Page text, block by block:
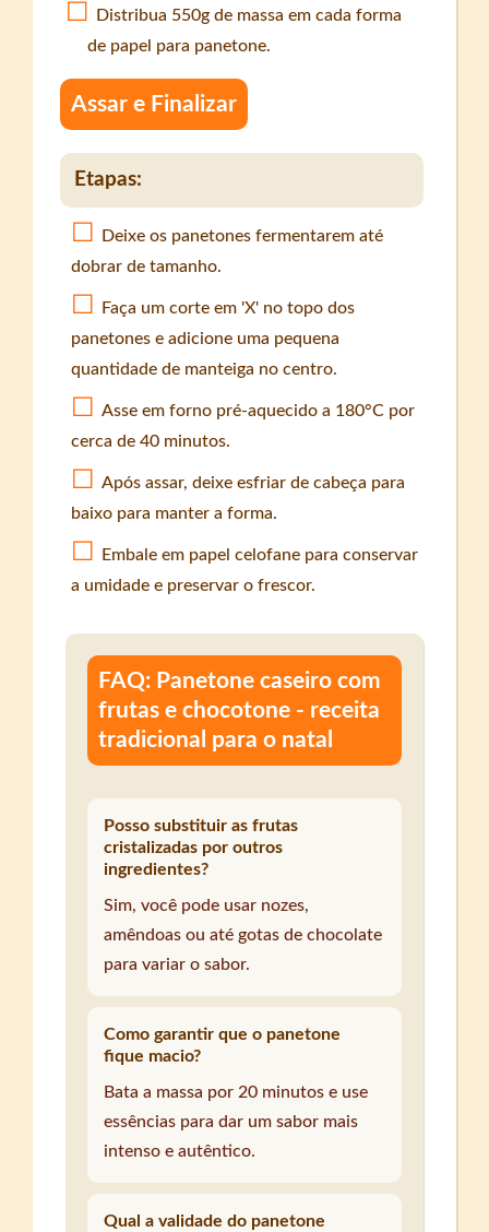
Distribua 550g de massa em cada forma
de papel para panetone.
Assar e Finalizar
Etapas:
Deixe os panetones fermentarem até
dobrar de tamanho.
Faça um corte em 'X' no topo dos
panetones e adicione uma pequena
quantidade de manteiga no centro.
Asse em forno pré-aquecido a 180°C por
cerca de 40 minutos.
Após assar, deixe esfriar de cabeça para
baixo para manter a forma.
Embale em papel celofane para conservar
a umidade e preservar o frescor.
FAQ: Panetone caseiro com
frutas e chocotone - receita
tradicional para o natal
Posso substituir as frutas
cristalizadas por outros
ingredientes?
Sim, você pode usar nozes,
amêndoas ou até gotas de chocolate
para variar o sabor.
Como garantir que o panetone
fique macio?
Bata a massa por 20 minutos e use
essências para dar um sabor mais
intenso e autêntico.
Qual a validade do panetone